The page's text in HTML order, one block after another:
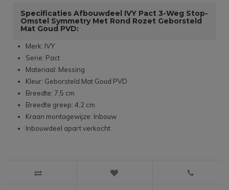
Specificaties Afbouwdeel IVY Pact 3-Weg Stop-
Omstel Symmetry Met Rond Rozet Geborsteld
Mat Goud PVD:
Merk: IVY
Serie: Pact
Materiaal: Messing
Kleur: Geborsteld Mat Goud PVD
Breedte: 7,5 cm
Breedte greep: 4,2 cm
Kraan montagewijze: Inbouw
Inbouwdeel apart verkocht